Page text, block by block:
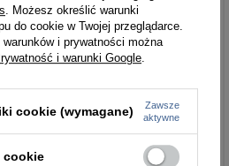
. Możesz określić warunki
do cookie w Twojej przeglądarce.
i prywatności można
i warunki Google.
cookie (wymagane)
Zawsze
aktywne
cookie